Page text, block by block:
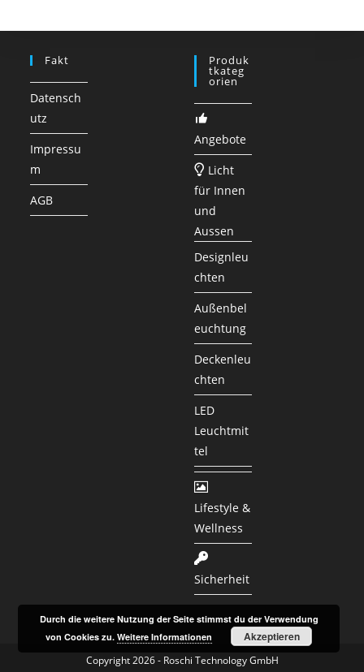
Fakt
Datensch
utz
Impressu
m
AGB
Produk
Tkateg
Orien
Angebote
Licht
für Innen
und
Aussen
Designleu
chten
Außenbel
euchtung
Deckenleu
chten
LED
Leuchtmit
tel
Lifestyle &
Wellness
Sicherheit
Copyright 2026 - Roschi Technology GmbH
Durch die weitere Nutzung der Seite stimmst du der Verwendung
von Cookies zu.Weitere Informationen Akzeptieren